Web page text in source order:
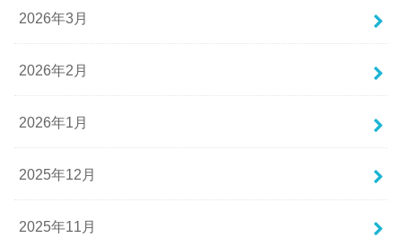
2026年3月
2026年2月
2026年1月
2025年12月
2025年11月